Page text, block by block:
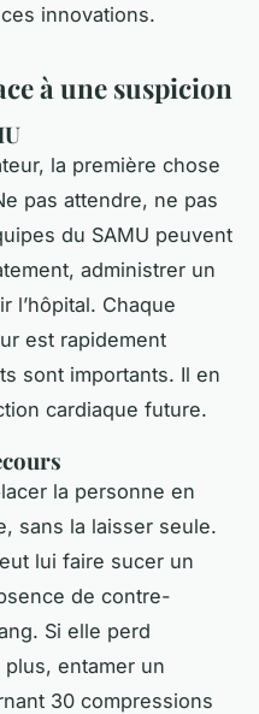
innovations.
à une suspicion
la première chose
pas attendre, ne pas
du SAMU peuvent
administrer un
l’hôpital. Chaque
est rapidement
sont importants. Il en
cardiaque future.
la personne en
sans la laisser seule.
lui faire sucer un
de contre-
Si elle perd
entamer un
30 compressions